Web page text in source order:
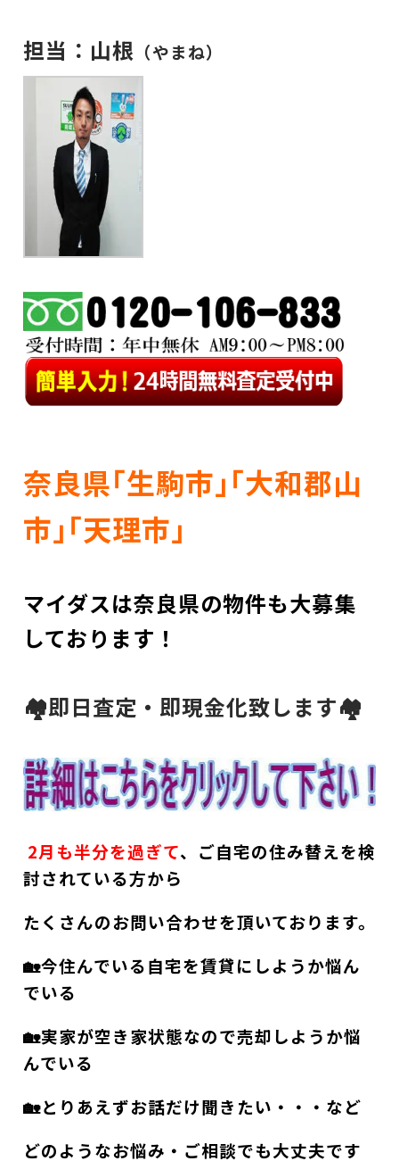
担当：山根 （やまね）
奈良県｢生駒市｣｢大和郡山
市｣｢天理市」
マイダスは奈良県の物件も大募集
しております！
🏘即日査定・即現金化致します🏘
2月も半分を過ぎて、ご自宅の住み替えを検
討されている方から
たくさんのお問い合わせを頂いております。
🏡今住んでいる自宅を賃貸にしようか悩ん
でいる
🏡実家が空き家状態なので売却しようか悩
んでいる
🏡とりあえずお話だけ聞きたい・・・など
どのようなお悩み・ご相談でも大丈夫です